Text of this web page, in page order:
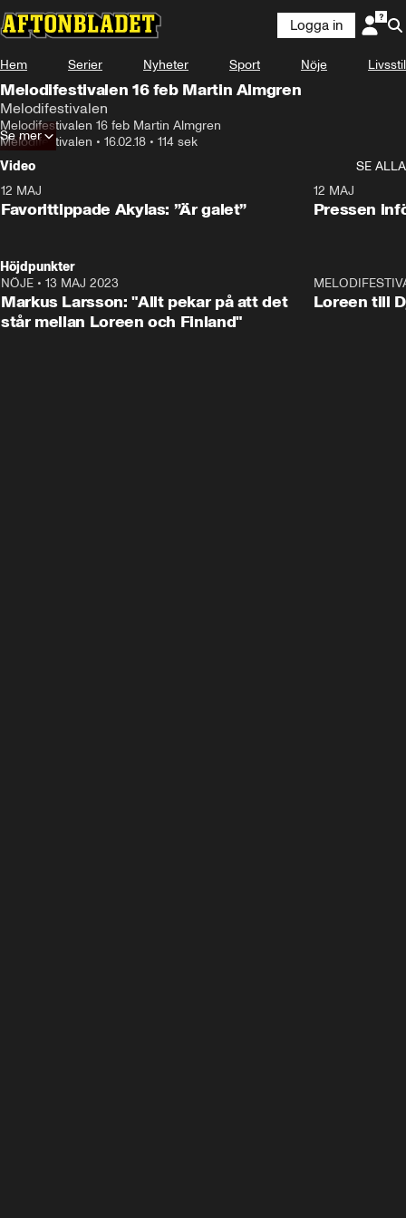
Logga in
Hem Serier Nyheter Sport Nöje Livsstil
Melodifestivalen 16 feb Martin Almgren
Melodifestivalen
Melodifestivalen 16 feb Martin Almgren
Melodifestivalen • 16.02.18 • 114 sek
Se mer
Video
SE ALLA
12 MAJ
Favorittippade Akylas: ”Är galet”
12 MAJ
Pressen
Höjdpunkter
NÖJE • 13 MAJ 2023
Markus Larsson: "Allt pekar på att det
står mellan Loreen och Finland"
Loreen till